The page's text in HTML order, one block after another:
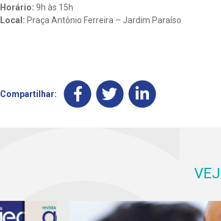
Horário: 9h às 15h
Local: Praça Antônio Ferreira – Jardim Paraíso
Compartilhar: